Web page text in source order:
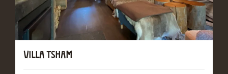
VILLA TSHAM